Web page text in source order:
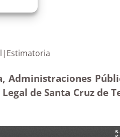
Legal|Estimatoria
de Santa Cruz de